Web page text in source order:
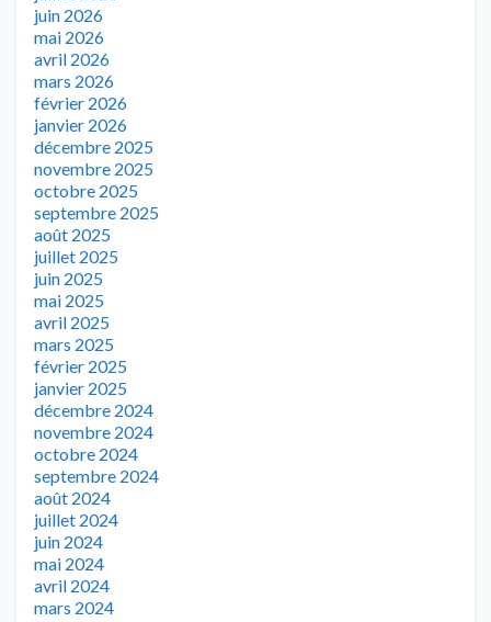
juin 2026
mai 2026
avril 2026
mars 2026
février 2026
janvier 2026
décembre 2025
novembre 2025
octobre 2025
septembre 2025
août 2025
juillet 2025
juin 2025
mai 2025
avril 2025
mars 2025
février 2025
janvier 2025
décembre 2024
novembre 2024
octobre 2024
septembre 2024
août 2024
juillet 2024
juin 2024
mai 2024
avril 2024
mars 2024